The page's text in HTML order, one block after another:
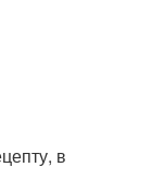
в